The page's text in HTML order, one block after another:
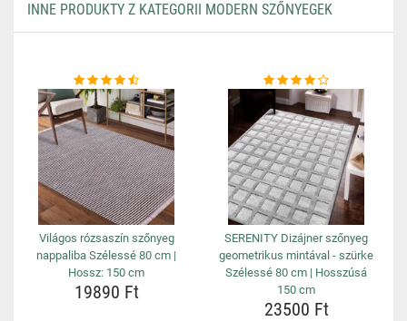
INNE PRODUKTY Z KATEGORII MODERN SZŐNYEGEK
Világos rózsaszín szőnyeg
nappaliba Szélessé 80 cm |
Hossz: 150 cm
19890 Ft
SERENITY Dizájner szőnyeg
geometrikus mintával - szürke
Szélessé 80 cm | Hosszúsá
150 cm
23500 Ft